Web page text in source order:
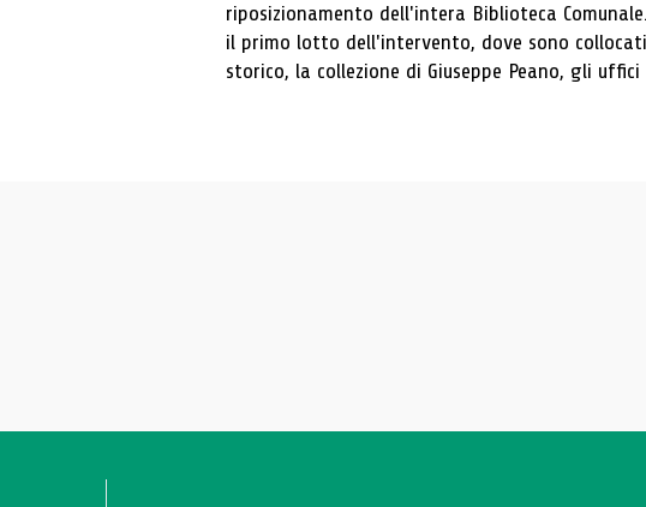
riposizionamento dell'intera Biblioteca
il primo lotto dell'intervento, dove sono
storico, la collezione di Giuseppe Peano, gli